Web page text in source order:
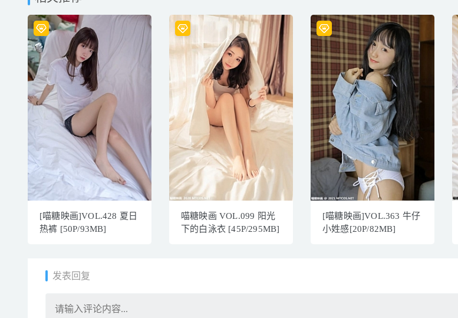
[喵糖映画]VOL.428 夏日
热裤 [50P/93MB]
喵糖映画 VOL.099 阳光
下的白泳衣 [45P/295MB]
[喵糖映画]VOL.363 牛仔
小姓感[20P/82MB]
发表回复